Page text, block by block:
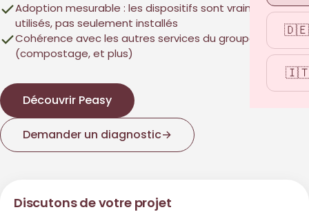
🇩🇪
Adoption mesurable : les dispositifs sont vraiment
utilisés, pas seulement installés
Cohérence avec les autres services du groupe Easy To
(compostage, et plus)
Découvrir Peasy
Demander un diagnostic→
Discutons de votre projet